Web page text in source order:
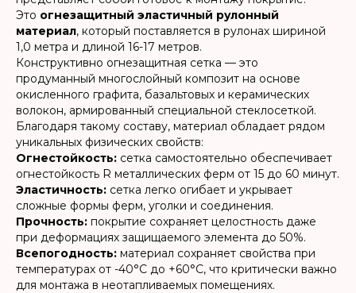
Это огнезащитный эластичный рулонный
материал, который поставляется в рулонах шириной
1,0 метра и длиной 16-17 метров.
Конструктивно огнезащитная сетка — это
продуманный многослойный композит на основе
окисленного графита, базальтовых и керамических
волокон, армированный специальной стеклосеткой.
Благодаря такому составу, материал обладает рядом
уникальных физических свойств:
Огнестойкость: сетка самостоятельно обеспечивает
огнестойкость R металлических ферм от 15 до 60 минут.
Эластичность: сетка легко огибает и укрывает
сложные формы ферм, уголки и соединения.
Прочность: покрытие сохраняет целостность даже
при деформациях защищаемого элемента до 50%.
Всепогодность: материал сохраняет свойства при
температурах от -40°C до +60°C, что критически важно
для монтажа в неотапливаемых помещениях.